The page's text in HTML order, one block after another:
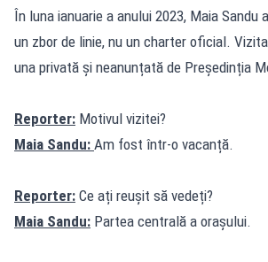
În luna ianuarie a anului 2023, Maia Sandu
un zbor de linie, nu un charter oficial.
una privată și neanunțată de Președinția
Reporter: Motivul vizitei?
Maia Sandu: Am fost într-o vacanță.
Reporter: Ce ați reușit să vedeți?
Maia Sandu: Partea centrală a orașului.